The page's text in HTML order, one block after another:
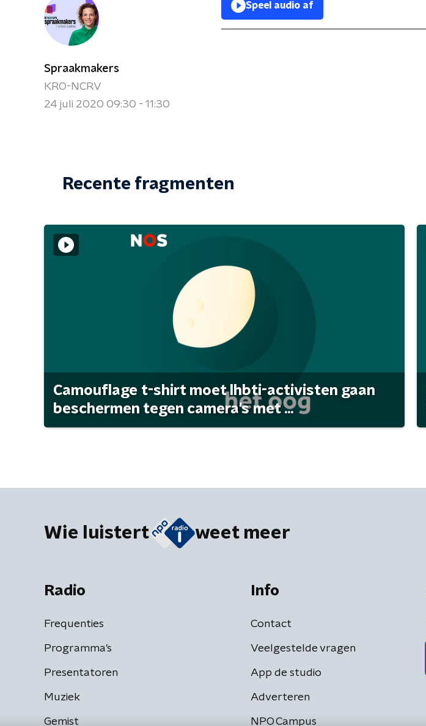
Spraakmakers
KRO-NCRV
24 juli 2020 09:30 - 11:30
Speel audio af
Recente fragmenten
Camouflage t-shirt moet lhbti-activisten gaan
beschermen tegen camera's met ...
Wie luistert weet meer
Radio
Frequenties
Programma's
Presentatoren
Muziek
Gemist
Info
Contact
Veelgestelde vragen
App de studio
Adverteren
NPO Campus